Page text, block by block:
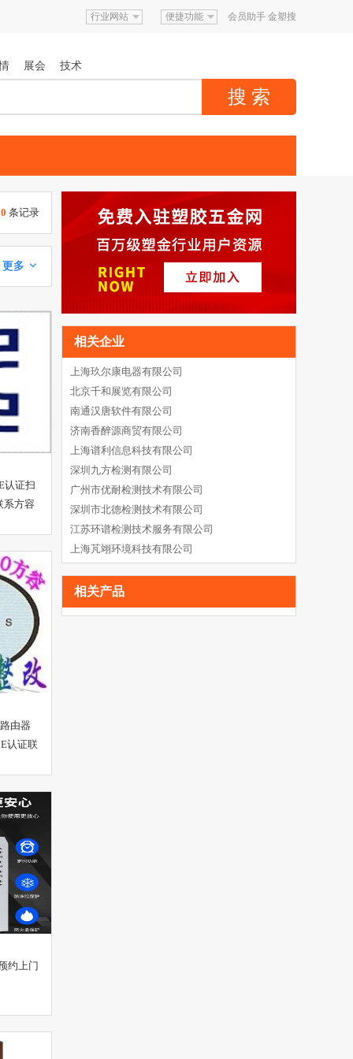
行业网站 便捷功能 会员助手 金塑搜
展会 技术
条记录
更多 
认证扫
系方容
由器
认证联
约上门
相关企业
上海玖尔康电器有限公司
北京千和展览有限公司
南通汉唐软件有限公司
济南香醉源商贸有限公司
上海谱利信息科技有限公司
深圳九方检测有限公司
广州市优耐检测技术有限公司
深圳市北德检测技术有限公司
江苏环谱检测技术服务有限公司
上海芃翊环境科技有限公司
相关产品